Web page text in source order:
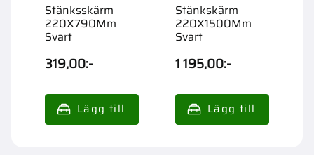
Stänksskärm
220X790Mm
Svart
319,00:-
Stänkskärm
220X1500Mm
Svart
1 195,00:-